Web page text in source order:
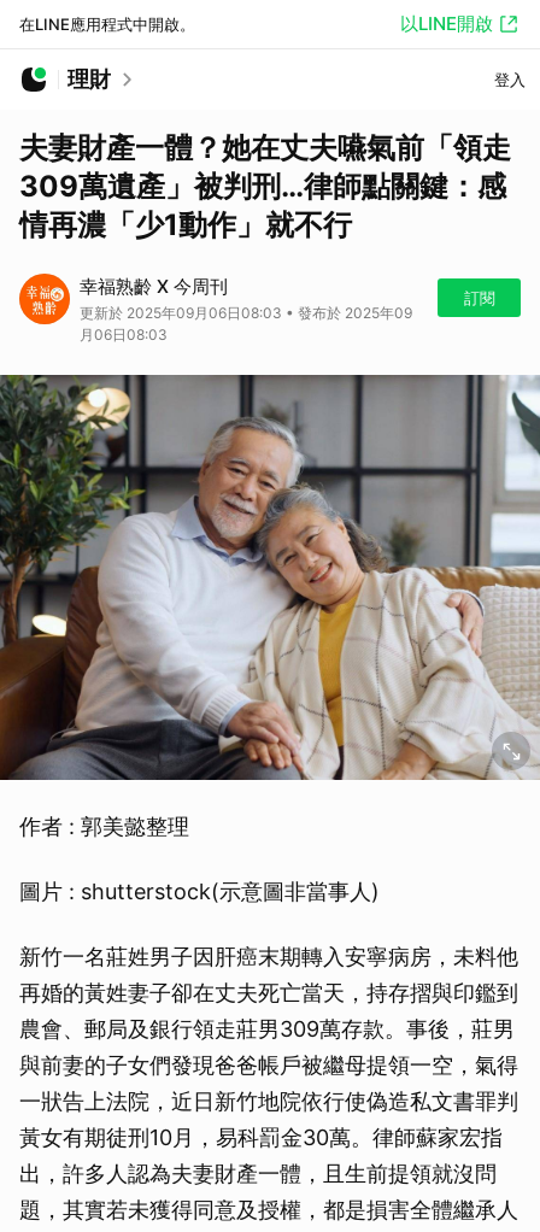
在LINE應用程式中開啟。 以LINE開啟
理財 登入
夫妻財產一體？她在丈夫嚥氣前「領走
309萬遺產」被判刑…律師點關鍵：感
情再濃「少1動作」就不行
幸福熟齡 X 今周刊
更新於 2025年09月06日08:03 • 發布於 2025年09
月06日08:03
訂閱
作者 : 郭美懿整理
圖片 : shutterstock(示意圖非當事人)
新竹一名莊姓男子因肝癌末期轉入安寧病房，未料他
再婚的黃姓妻子卻在丈夫死亡當天，持存摺與印鑑到
農會、郵局及銀行領走莊男309萬存款。事後，莊男
與前妻的子女們發現爸爸帳戶被繼母提領一空，氣得
一狀告上法院，近日新竹地院依行使偽造私文書罪判
黃女有期徒刑10月，易科罰金30萬。律師蘇家宏指
出，許多人認為夫妻財產一體，且生前提領就沒問
題，其實若未獲得同意及授權，都是損害全體繼承人